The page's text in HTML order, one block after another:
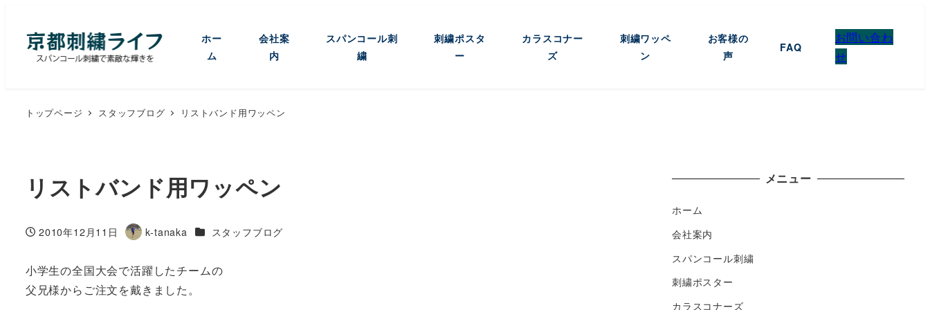
ホー
ム
会社案
内
スパンコール刺
繍
刺繍ポスタ
ー
カラスコナー
ズ
刺繍ワッペ
ン
お客様の
声
FAQ
お問い合わ
せ
トップページ スタッフブログ リストバンド用ワッペン
リストバンド用ワッペン
投稿日
2010年12月11日
著
k-tanaka カテゴリー
スタッフブログ
小学生の全国大会で活躍したチームの
父兄様からご注文を戴きました。
メニュー
ホーム
会社案内
スパンコール刺繍
刺繍ポスター
カラスコナーズ